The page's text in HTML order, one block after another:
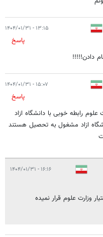
۱۳:۱۵ - ۱۴۰۴/۰۱/۳۱
پاسخ
دادن!!!!!
۱۵:۰۷ - ۱۴۰۴/۰۱/۳۱
پاسخ
علوم رابطه خوبی با دانشگاه ازاد
ازاد مشغول به تحصیل هستند
۱۶:۱۶ - ۱۴۰۴/۰۱/۳۱
وزارت علوم قرار نمیده